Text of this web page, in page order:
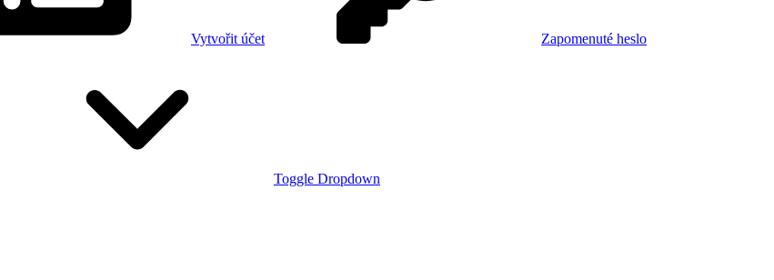
Vytvořit účet Zapomenuté heslo
Toggle Dropdown